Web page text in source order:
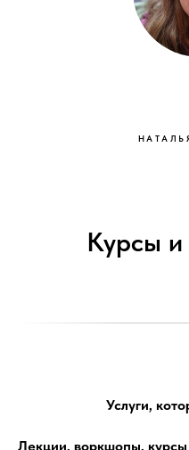
Курсы
Услуги,
Лекции, воркшопы,